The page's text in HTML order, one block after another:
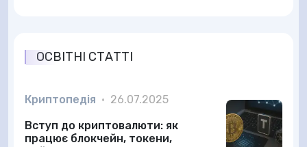
ОСВІТНІ СТАТТІ
Криптопедія • 26.07.2025
Вступ до криптовалюти: як
працює блокчейн, токени,